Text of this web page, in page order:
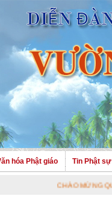
hóa Phật giáo Tin Phật sự
CHÀO MỪNG QUÝ VỊ ĐÃ GHÉ